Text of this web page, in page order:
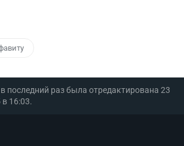
последний раз была отредактирована 23
16:03.